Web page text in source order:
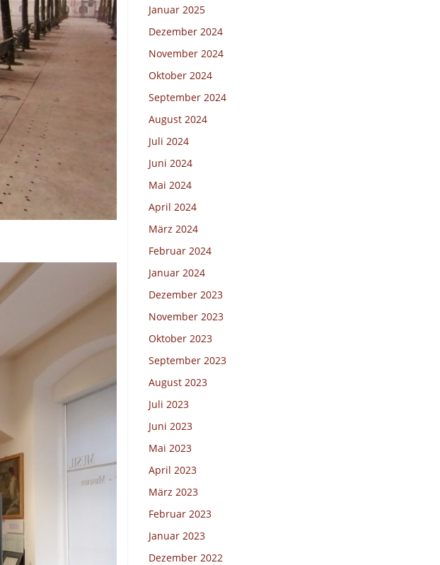
Januar 2025
Dezember 2024
November 2024
Oktober 2024
September 2024
August 2024
Juli 2024
Juni 2024
Mai 2024
April 2024
März 2024
Februar 2024
Januar 2024
Dezember 2023
November 2023
Oktober 2023
September 2023
August 2023
Juli 2023
Juni 2023
Mai 2023
April 2023
März 2023
Februar 2023
Januar 2023
Dezember 2022